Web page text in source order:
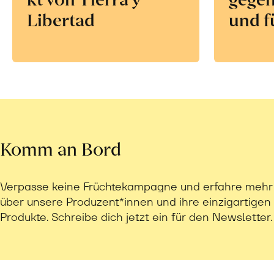
Libertad
und
Komm an Bord
Verpasse keine Früchtekampagne und erfahre mehr
über unsere Produzent*innen und ihre einzigartigen
Produkte. Schreibe dich jetzt ein für den Newsletter.